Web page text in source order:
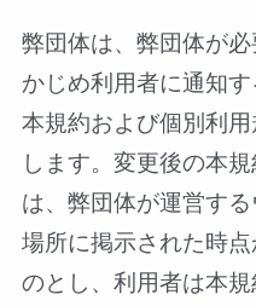
弊団体は、弊団体が
かじめ利用者に通知す
本規約および個別利
します。変更後の本
は、弊団体が運営す
場所に掲示された時
のとし、利用者は本